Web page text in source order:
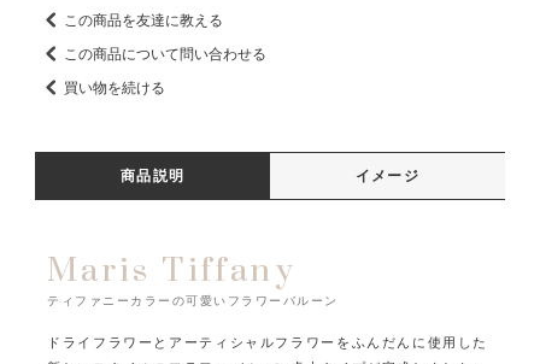
この商品を友達に教える
この商品について問い合わせる
買い物を続ける
商品説明 イメージ
Maris Tiffany
ティファニーカラーの可愛いフラワーバルーン
ドライフラワーとアーティシャルフラワーをふんだんに使用した